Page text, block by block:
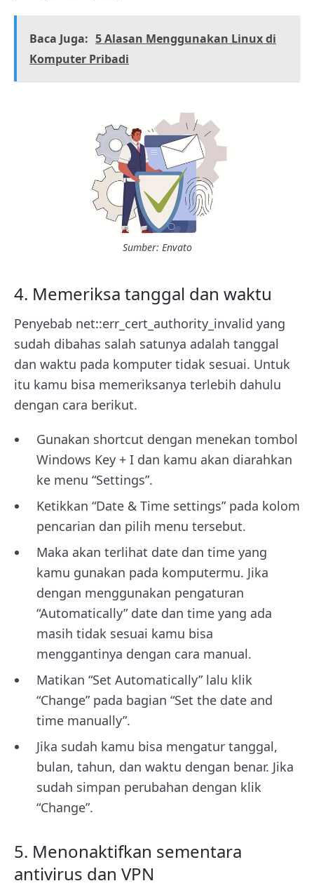
Baca Juga: 5 Alasan Menggunakan Linux di
Komputer Pribadi
Sumber: Envato
4. Memeriksa tanggal dan waktu
Penyebab net::err_cert_authority_invalid yang
sudah dibahas salah satunya adalah tanggal
dan waktu pada komputer tidak sesuai. Untuk
itu kamu bisa memeriksanya terlebih dahulu
dengan cara berikut.
Gunakan shortcut dengan menekan tombol
Windows Key + I dan kamu akan diarahkan
ke menu “Settings”.
Ketikkan “Date & Time settings” pada kolom
pencarian dan pilih menu tersebut.
Maka akan terlihat date dan time yang
kamu gunakan pada komputermu. Jika
dengan menggunakan pengaturan
“Automatically” date dan time yang ada
masih tidak sesuai kamu bisa
menggantinya dengan cara manual.
Matikan “Set Automatically” lalu klik
“Change” pada bagian “Set the date and
time manually”.
Jika sudah kamu bisa mengatur tanggal,
bulan, tahun, dan waktu dengan benar. Jika
sudah simpan perubahan dengan klik
“Change”.
5. Menonaktifkan sementara
antivirus dan VPN